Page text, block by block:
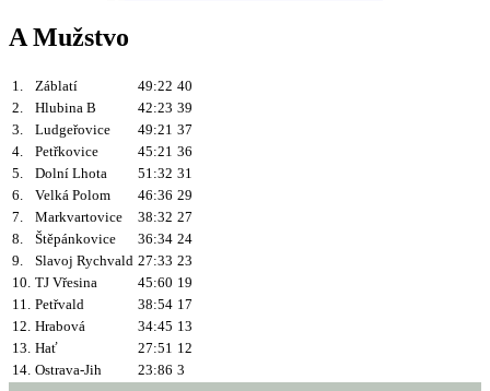
A Mužstvo
1. Záblatí 49:22 40
2.
Hlubina B 42:23 39
3.
Ludgeřovice 49:21 37
4.
Petřkovice 45:21 36
5.
Dolní Lhota 51:32 31
6.
Velká Polom 46:36 29
7.
Markvartovice 38:32 27
8.
Štěpánkovice 36:34 24
9.
Slavoj Rychvald 27:33 23
10. TJ Vřesina 45:60 19
11. Petřvald 38:54 17
12. Hrabová 34:45 13
13. Hať 27:51 12
14. Ostrava-Jih 23:86 3